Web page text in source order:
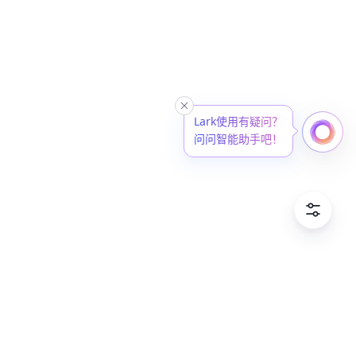
Lark使用有疑问？
问问智能助手吧！